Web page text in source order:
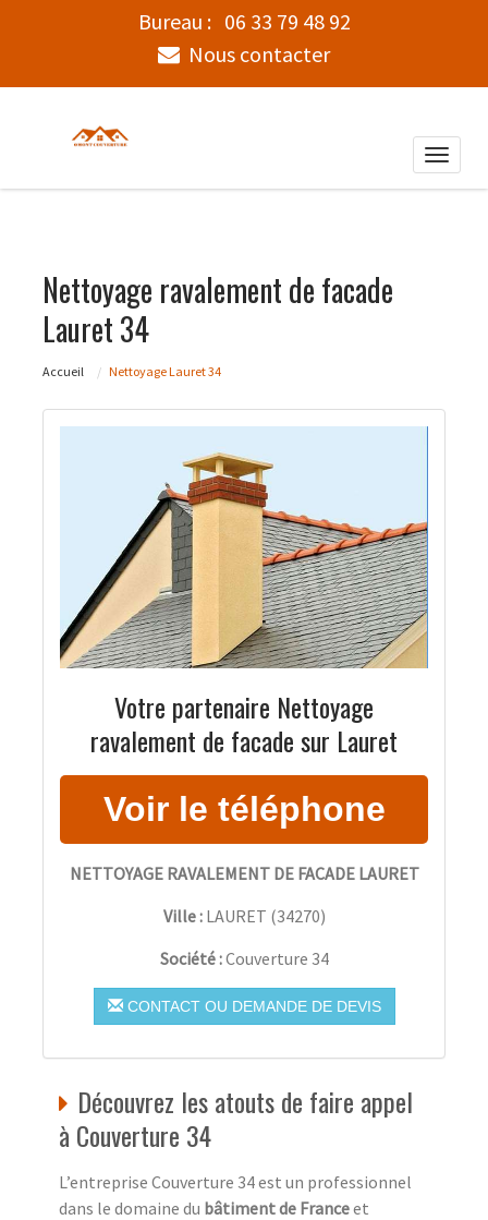
Bureau : 06 33 79 48 92
Nous contacter
Toggle
Nettoyage ravalement de facade
Lauret 34
Accueil Nettoyage Lauret 34
Votre partenaire Nettoyage
ravalement de facade sur Lauret
NETTOYAGE RAVALEMENT DE FACADE LAURET
Ville : LAURET (34270)
Société :Couverture 34
CONTACT OU DEMANDE DE DEVIS
Découvrez les atouts de faire appel
à Couverture 34
L’entreprise Couverture 34 est un professionnel
dans le domaine du bâtiment de Franceet